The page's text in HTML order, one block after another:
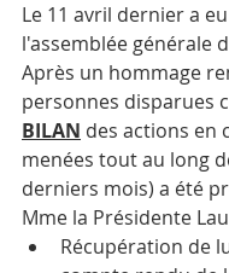
Le 11 avril dernier a
l'assemblée générale
Après un hommage
personnes disparues
BILAN des actions en
menées tout au long
derniers mois) a été
Mme la Présidente
Récupération de